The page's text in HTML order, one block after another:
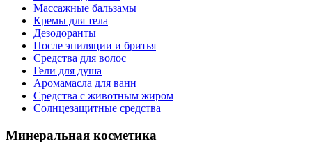
Массажные бальзамы
Кремы для тела
Дезодоранты
После эпиляции и бритья
Средства для волос
Гели для душа
Аромамасла для ванн
Средства с животным жиром
Солнцезащитные средства
Минеральная косметика